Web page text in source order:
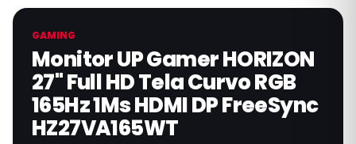
GAMING
Monitor UP Gamer HORIZON
27" Full HD Tela Curvo RGB
165Hz 1Ms HDMI DP FreeSync
HZ27VA165WT